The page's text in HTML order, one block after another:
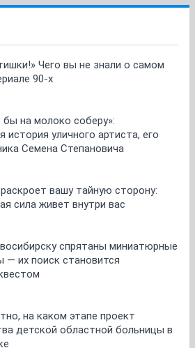
Чего вы не знали о самом
90-х
бы на молоко соберу»:
история уличного артиста, его
Семена Степановича
вашу тайную сторону:
сила живет внутри вас
спрятаны миниатюрные
— их поиск становится
на каком этапе проект
детской областной больницы в